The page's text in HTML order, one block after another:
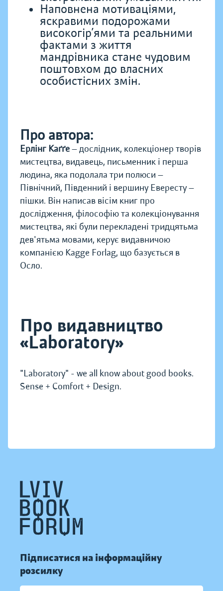
Наповнена мотиваціями,
яскравими подорожами
високогір’ями та реальними
фактами з життя
мандрівника стане чудовим
поштовхом до власних
особистісних змін.
Про автора:
Ерлінг Каґґе— дослідник, колекціонер творів
мистецтва, видавець, письменник і перша
людина, яка подолала три полюси —
Північний, Південний і вершину Евересту —
пішки. Він написав вісім книг про
дослідження, філософію та колекціонування
мистецтва, які були перекладені тридцятьма
дев'ятьма мовами, керує видавничою
компанією Kagge Forlag, що базується в
Осло.
Про видавництво
«Laboratory»
"Laboratory" - we all know about good books.
Sense + Comfort + Design.
Підписатися на інформаційну
розсилку